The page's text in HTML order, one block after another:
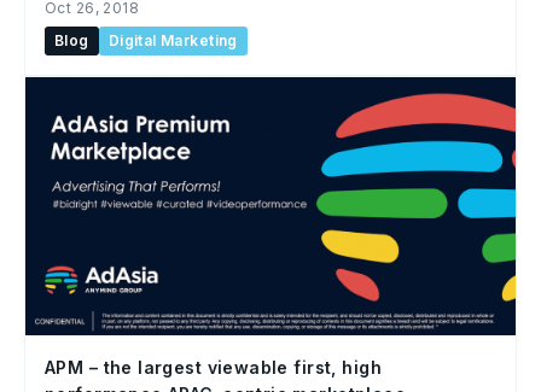
Oct 26, 2018
Blog
Digital Marketing
APM – the largest viewable first, high